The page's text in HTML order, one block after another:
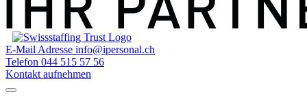
E-Mail Adresse info@ipersonal.ch
Telefon 044 515 57 56
Kontakt aufnehmen